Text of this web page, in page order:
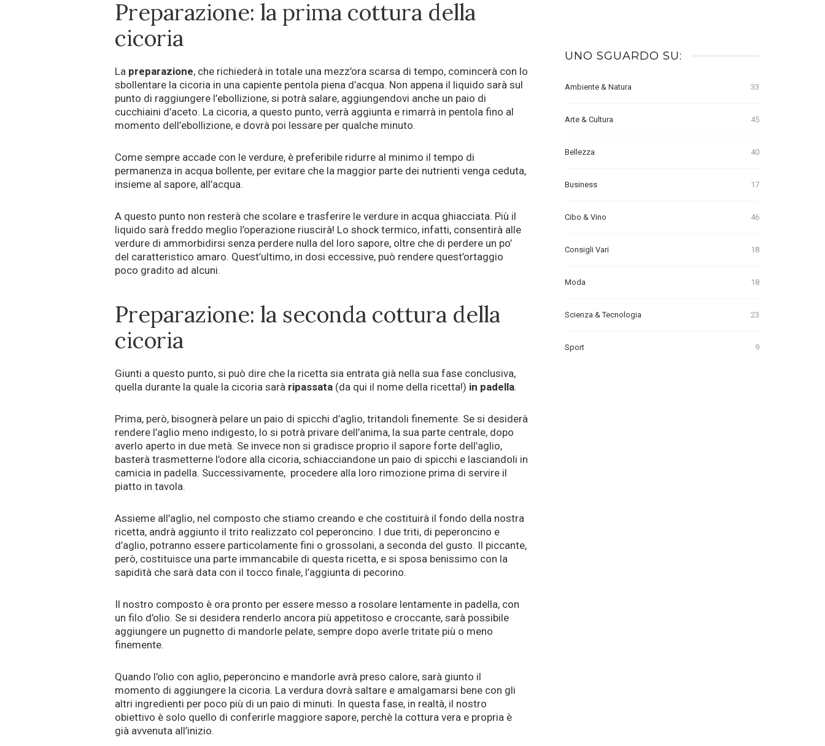
Preparazione: la prima cottura della
cicoria
La preparazione, che richiederà in totale una mezz’ora scarsa di tempo, comincerà con lo
sbollentare la cicoria in una capiente pentola piena d’acqua. Non appena il liquido sarà sul
punto di raggiungere l’ebollizione, si potrà salare, aggiungendovi anche un paio di
cucchiaini d’aceto. La cicoria, a questo punto, verrà aggiunta e rimarrà in pentola fino al
momento dell’ebollizione, e dovrà poi lessare per qualche minuto.
Come sempre accade con le verdure, è preferibile ridurre al minimo il tempo di
permanenza in acqua bollente, per evitare che la maggior parte dei nutrienti venga ceduta,
insieme al sapore, all’acqua.
A questo punto non resterà che scolare e trasferire le verdure in acqua ghiacciata. Più il
liquido sarà freddo meglio l’operazione riuscirà! Lo shock termico, infatti, consentirà alle
verdure di ammorbidirsi senza perdere nulla del loro sapore, oltre che di perdere un po’
del caratteristico amaro. Quest’ultimo, in dosi eccessive, può rendere quest’ortaggio
poco gradito ad alcuni.
Preparazione: la seconda cottura della
cicoria
Giunti a questo punto, si può dire che la ricetta sia entrata già nella sua fase conclusiva,
quella durante la quale la cicoria sarà ripassata (da qui il nome della ricetta!) in padella.
Prima, però, bisognerà pelare un paio di spicchi d’aglio, tritandoli finemente. Se si desiderà
rendere l’aglio meno indigesto, lo si potrà privare dell’anima, la sua parte centrale, dopo
averlo aperto in due metà. Se invece non si gradisce proprio il sapore forte dell’aglio,
basterà trasmetterne l’odore alla cicoria, schiacciandone un paio di spicchi e lasciandoli in
camicia in padella. Successivamente, procedere alla loro rimozione prima di servire il
piatto in tavola.
Assieme all’aglio, nel composto che stiamo creando e che costituirà il fondo della nostra
ricetta, andrà aggiunto il trito realizzato col peperoncino. I due triti, di peperoncino e
d’aglio, potranno essere particolamente fini o grossolani, a seconda del gusto. Il piccante,
però, costituisce una parte immancabile di questa ricetta, e si sposa benissimo con la
sapidità che sarà data con il tocco finale, l’aggiunta di pecorino.
Il nostro composto è ora pronto per essere messo a rosolare lentamente in padella, con
un filo d’olio. Se si desidera renderlo ancora più appetitoso e croccante, sarà possibile
aggiungere un pugnetto di mandorle pelate, sempre dopo averle tritate più o meno
finemente.
Quando l’olio con aglio, peperoncino e mandorle avrà preso calore, sarà giunto il
momento di aggiungere la cicoria. La verdura dovrà saltare e amalgamarsi bene con gli
altri ingredienti per poco più di un paio di minuti. In questa fase, in realtà, il nostro
obiettivo è solo quello di conferirle maggiore sapore, perchè la cottura vera e propria è
già avvenuta all’inizio.
UNO SGUARDO SU:
Ambiente & Natura 33
Arte & Cultura 45
Bellezza 40
Business 17
Cibo & Vino 46
Consigli Vari 18
Moda 18
Scienza & Tecnologia 23
Sport 9